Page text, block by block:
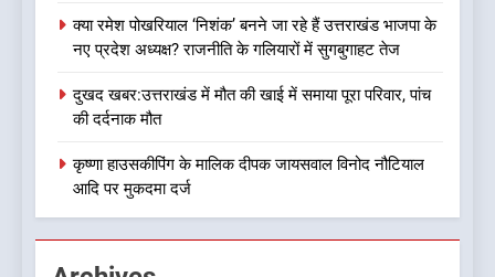
चुनाव जीतने पर फोकस पूरा, लेकिन
संगठन अभी भी अधूरा, कार्यकारिणी
को लेकर क्या बोले गोदियाल
उत्तराखण्ड
1
धामी सरकार का बड़ा एक्शन
क्या रमेश पोखरियाल ‘निशंक’ बनने जा रहे हैं उत्तराखंड भाजपा के
नए प्रदेश अध्यक्ष? राजनीति के गलियारों में सुगबुगाहट तेज
दुखद खबर:उत्तराखंड में मौत की खाई में समाया पूरा परिवार, पांच
की दर्दनाक मौत
कृष्णा हाउसकीपिंग के मालिक दीपक जायसवाल विनोद नौटियाल
आदि पर मुकदमा दर्ज